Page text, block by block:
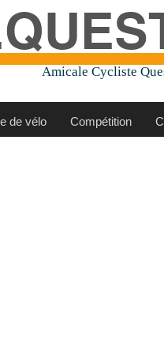
Amicale Cycliste
de vélo Compétition